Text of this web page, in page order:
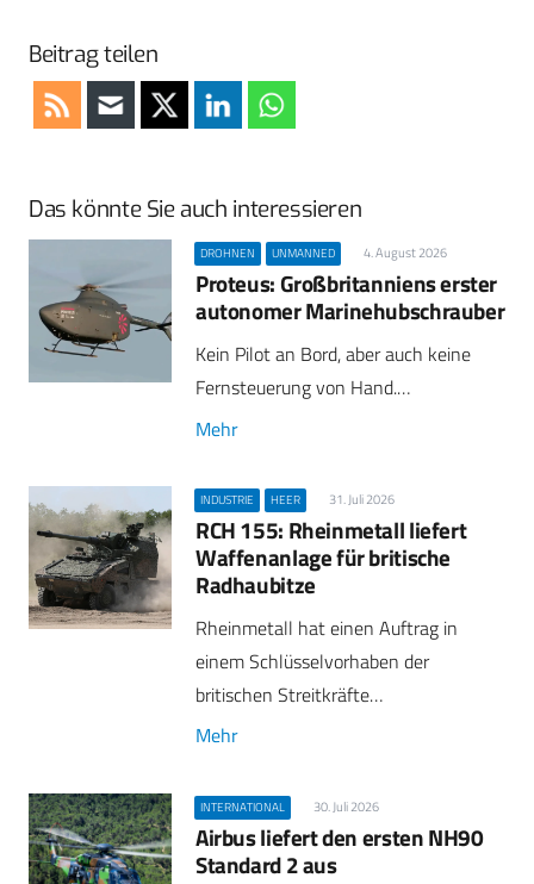
Beitrag teilen
Das könnte Sie auch interessieren
DROHNEN UNMANNED 4. August 2026
Proteus: Großbritanniens erster
autonomer Marinehubschrauber
Kein Pilot an Bord, aber auch keine
Fernsteuerung von Hand.…
Mehr
INDUSTRIE HEER 31. Juli 2026
RCH 155: Rheinmetall liefert
Waffenanlage für britische
Radhaubitze
Rheinmetall hat einen Auftrag in
einem Schlüsselvorhaben der
britischen Streitkräfte…
Mehr
INTERNATIONAL 30. Juli 2026
Airbus liefert den ersten NH90
Standard 2 aus